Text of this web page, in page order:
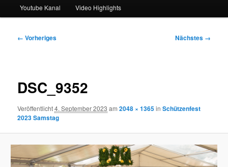
Youtube Kanal Video Highlights
Bilder-
← Vorheriges Nächstes →
DSC_9352
Veröffentlicht4. September 2023 am2048 × 1365inSchützenfest
2023 Samstag